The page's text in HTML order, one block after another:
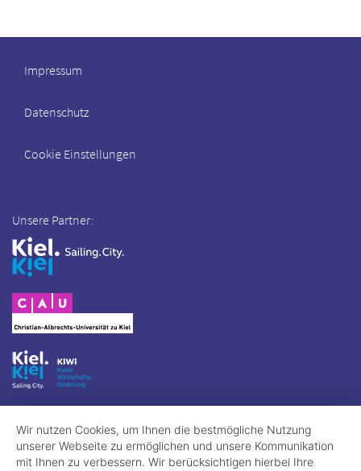
Impressum
Datenschutz
Cookie Einstellungen
Unsere Partner:
Wir nutzen Cookies, um Ihnen die bestmögliche Nutzung
unserer Webseite zu ermöglichen und unsere Kommunikation
mit Ihnen zu verbessern. Wir berücksichtigen hierbei Ihre